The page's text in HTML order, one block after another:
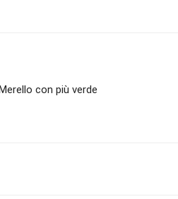
con più verde